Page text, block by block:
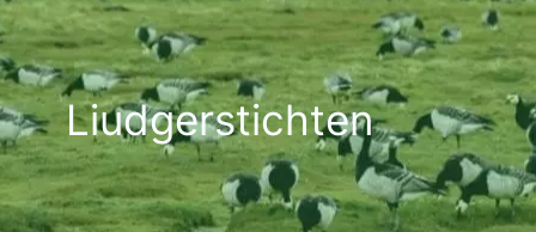
Ga
naar
de
inhoudLiudgerstichten